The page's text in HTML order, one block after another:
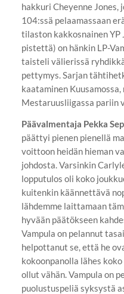
hakkuri Cheyenne
104:ssä pelaamassaan
tilaston kakkosnainen YP
pistettä) on hänkin LP-
taisteli välierissä
pettymys. Sarjan
kaataminen
Mestaruusliigassa pariin
Päävalmentaja Pekka
päättyi pienen pienellä
voittoon heidän hieman
johdosta. Varsinkin
lopputulos oli koko
kuitenkin käännettävä
lähdemme laittamaan
hyvään päätökseen
Vampula on pelannut
helpottanut se, että he
kokoonpanolla lähes
ollut vähän. Vampula on
puolustuspeliä syksystä